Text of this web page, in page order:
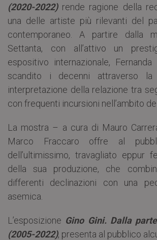
(2020-2022)rende ragione della
una delle artiste più rilevanti del
contemporaneo. A partire dalla
Settanta, con all’attivo un
espositivo internazionale,
scandito i decenni attraverso la
interpretazione della relazione tra
con frequenti incursioni nell’ambito
La mostra – a cura di Mauro
Marco Fraccaro offre al
dell’ultimissimo, travagliato eppur
della sua produzione, che
differenti declinazioni con una
asemica.
L’esposizione Gino Gini. Dalla
(2005-2022), presenta al pubblico